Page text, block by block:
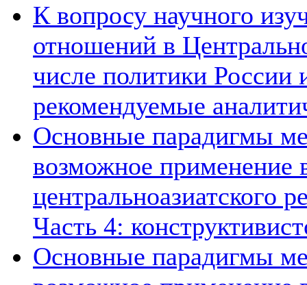
К вопросу научного
отношений в
числе политики России
рекомендуемые
Основные парадигмы
возможное применение
центральноазиатского
Часть 4:
Основные парадигмы